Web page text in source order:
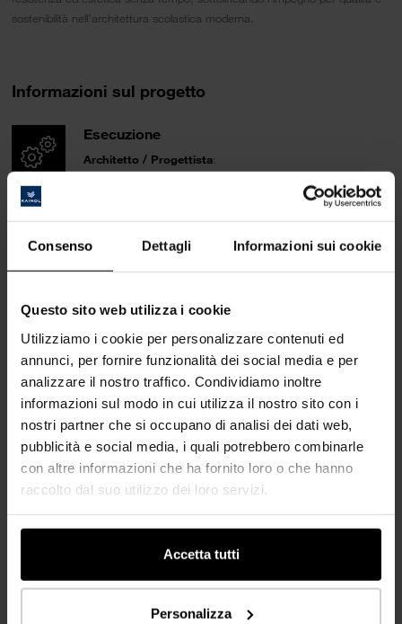
Consenso Dettagli Informazioni sui cookie
Questo sito web utilizza i cookie
Utilizziamo i cookie per personalizzare contenuti ed
annunci, per fornire funzionalità dei social media e per
analizzare il nostro traffico. Condividiamo inoltre
informazioni sul modo in cui utilizza il nostro sito con i
nostri partner che si occupano di analisi dei dati web,
pubblicità e social media, i quali potrebbero combinarle
con altre informazioni che ha fornito loro o che hanno
raccolto dal suo utilizzo dei loro servizi.
Accetta tutti
Personalizza
sostenibilità nell’architettura scolastica moderna.
Informazioni sul progetto
Esecuzione
Architetto / Progettista:
thomasharlander.at
Falegnameria / Realizzazione:
Böhm Möbel GmbH
www.boehmmoebel.at
Fotografia
Area di utilizzo
Scaffalature nelle aule
Panche e scaffalature per libri e riviste nell’aula magna
Località
5020 Salzburg (AT)